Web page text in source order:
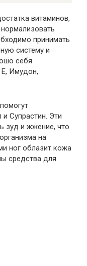
витаминов,
принимать
систему и
себя
Е, Имудон,
и Супрастин. Эти
зуд и жжение, что
на
ног облазит кожа
средства для